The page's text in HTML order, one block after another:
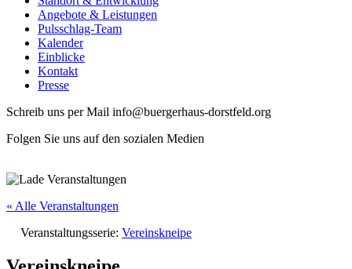
Angebote & Leistungen
Pulsschlag-Team
Kalender
Einblicke
Kontakt
Presse
Schreib uns per Mail info@buergerhaus-dorstfeld.org
Folgen Sie uns auf den sozialen Medien
« Alle Veranstaltungen
Veranstaltungsserie: Vereinskneipe